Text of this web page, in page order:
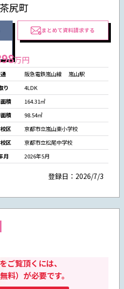
尻町
まとめて資料請求する
万円
阪急電鉄嵐山線 嵐山駅
り
4LDK
積
164.31㎡
積
98.54㎡
区
京都市立嵐山東小学校
区
京都市立松尾中学校
月
2026年5月
登録日：2026/7/3
ご覧頂くには、
料）が必要です。